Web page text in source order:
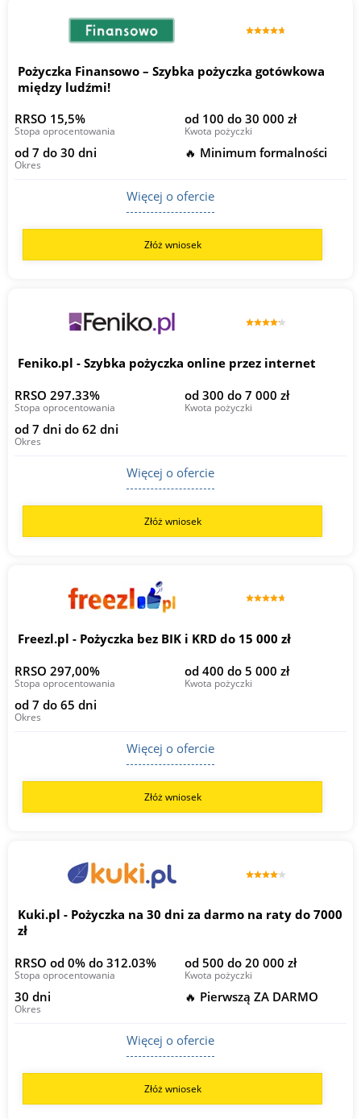
Pożyczka Finansowo – Szybka pożyczka gotówkowa
między ludźmi!
RRSO 15,5%
Stopa oprocentowania
od 100 do 30 000 zł
Kwota pożyczki
od 7 do 30 dni
Okres
🔥 Minimum formalności
Więcej o ofercie
Złóż wniosek
Feniko.pl - Szybka pożyczka online przez internet
RRSO 297.33%
Stopa oprocentowania
od 300 do 7 000 zł
Kwota pożyczki
od 7 dni do 62 dni
Okres
Więcej o ofercie
Złóż wniosek
Freezl.pl - Pożyczka bez BIK i KRD do 15 000 zł
RRSO 297,00%
Stopa oprocentowania
od 400 do 5 000 zł
Kwota pożyczki
od 7 do 65 dni
Okres
Więcej o ofercie
Złóż wniosek
Kuki.pl - Pożyczka na 30 dni za darmo na raty do 7000
zł
RRSO od 0% do 312.03%
Stopa oprocentowania
od 500 do 20 000 zł
Kwota pożyczki
30 dni
Okres
🔥 Pierwszą ZA DARMO
Więcej o ofercie
Złóż wniosek